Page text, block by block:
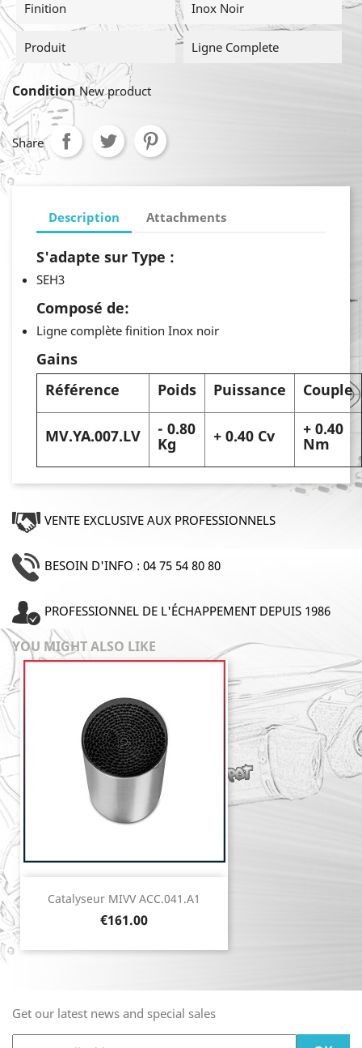
Finition Inox Noir
Produit Ligne Complete
Condition New product
Share
Description Attachments
S'adapte sur Type :
SEH3
Composé de:
Ligne complète finition Inox noir
Gains
Référence
Poids Puissance Couple
MV.YA.007.LV - 0.80
Kg + 0.40 Cv + 0.40
Nm
VENTE EXCLUSIVE AUX PROFESSIONNELS
BESOIN D'INFO : 04 75 54 80 80
PROFESSIONNEL DE L'ÉCHAPPEMENT DEPUIS 1986
YOU MIGHT ALSO LIKE
Catalyseur MIVV ACC.041.A1
Price
€161.00
Get our latest news and special sales